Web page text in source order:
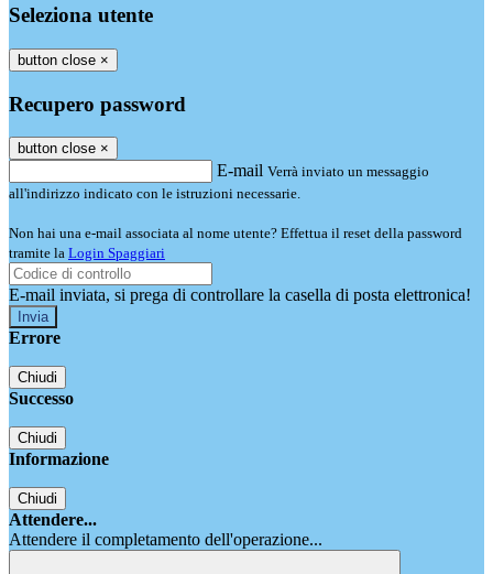
Seleziona utente
button close ×
Recupero password
button close ×
E-mail Verrà inviato un messaggio
all'indirizzo indicato con le istruzioni necessarie.
Non hai una e-mail associata al nome utente? Effettua il reset della password
tramite la Login Spaggiari
E-mail inviata, si prega di controllare la casella di posta elettronica!
Errore
Chiudi
Successo
Chiudi
Informazione
Chiudi
Attendere...
Attendere il completamento dell'operazione...